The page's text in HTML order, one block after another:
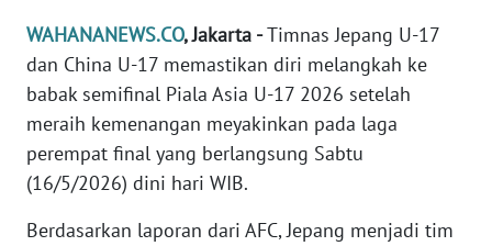
WAHANANEWS.CO, Jakarta -Timnas Jepang U-17
dan China U-17 memastikan diri melangkah ke
babak semifinal Piala Asia U-17 2026 setelah
meraih kemenangan meyakinkan pada laga
perempat final yang berlangsung Sabtu
(16/5/2026) dini hari WIB.
Berdasarkan laporan dari AFC, Jepang menjadi tim
PENDIDIKAN
OLAHRAGA
OPINI